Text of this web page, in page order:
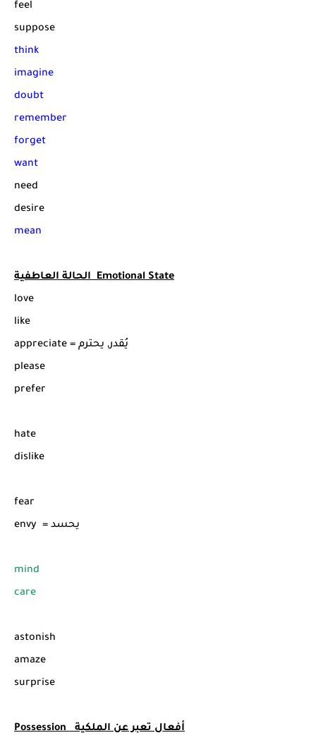
feel
suppose
think
imagine
doubt
remember
forget
want
need
desire
mean
الحالة العاطفية Emotional State
love
like
appreciate = يُقدر, يحترم
please
prefer
hate
dislike
fear
envy = يحسد
mind
care
astonish
amaze
surprise
Possession أفعال تعبر عن الملكية